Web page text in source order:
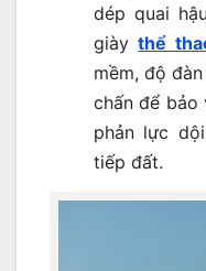
dép quai
giàythể
mềm, độ
chấn để bảo
phản lực
tiếp đất.